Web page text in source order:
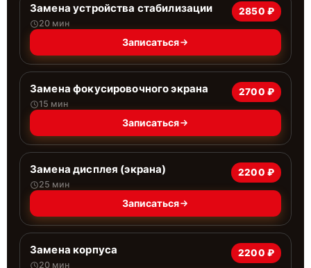
Замена устройства стабилизации
20 мин
2850 ₽
Записаться
Замена фокусировочного экрана
15 мин
2700 ₽
Записаться
Замена дисплея (экрана)
25 мин
2200 ₽
Записаться
Замена корпуса
20 мин
2200 ₽